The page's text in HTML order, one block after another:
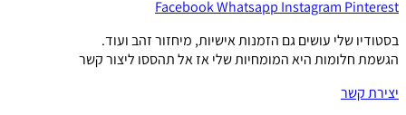
FacebookWhatsapp Instagram Pinterest
בסטודיו שלי עושים גם הזמנות אישיות, מיחזור זהב ועוד.
הגשמת חלומות היא המומחיות שלי אז אל תהססו ליצור קשר
יצירת קשר